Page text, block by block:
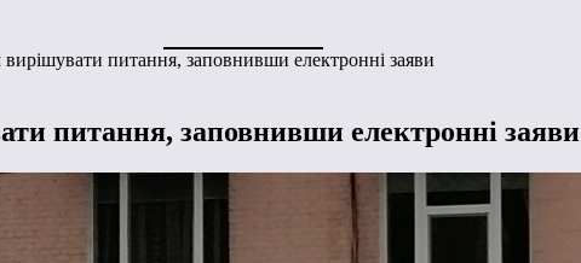
питання, заповнивши електронні заяви
питання, заповнивши електронні заяви